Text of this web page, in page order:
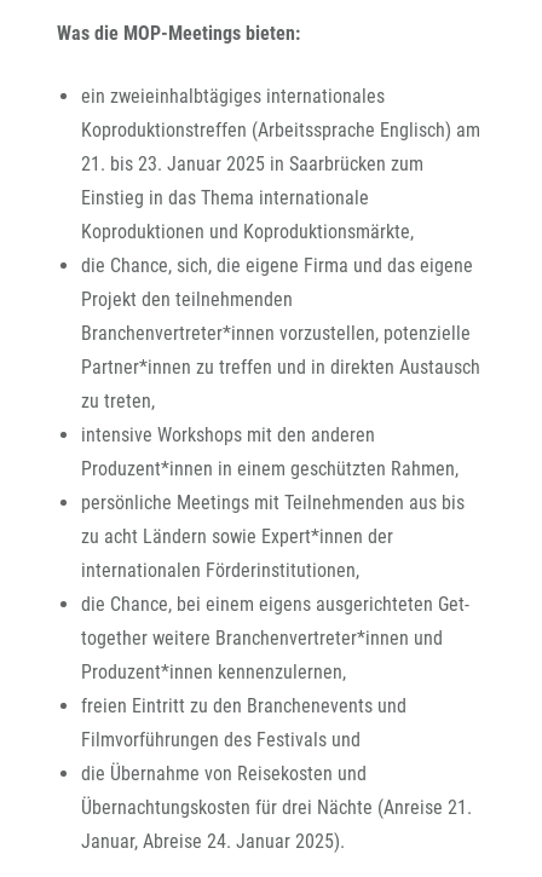
Was die MOP-Meetings bieten:
ein zweieinhalbtägiges internationales
Koproduktionstreffen (Arbeitssprache Englisch) am
21. bis 23. Januar 2025 in Saarbrücken zum
Einstieg in das Thema internationale
Koproduktionen und Koproduktionsmärkte,
die Chance, sich, die eigene Firma und das eigene
Projekt den teilnehmenden
Branchenvertreter*innen vorzustellen, potenzielle
Partner*innen zu treffen und in direkten Austausch
zu treten,
intensive Workshops mit den anderen
Produzent*innen in einem geschützten Rahmen,
persönliche Meetings mit Teilnehmenden aus bis
zu acht Ländern sowie Expert*innen der
internationalen Förderinstitutionen,
die Chance, bei einem eigens ausgerichteten Get-
together weitere Branchenvertreter*innen und
Produzent*innen kennenzulernen,
freien Eintritt zu den Branchenevents und
Filmvorführungen des Festivals und
die Übernahme von Reisekosten und
Übernachtungskosten für drei Nächte (Anreise 21.
Januar, Abreise 24. Januar 2025).